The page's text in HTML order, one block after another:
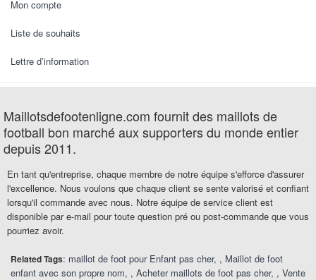
Mon compte
Liste de souhaits
Lettre d’information
Maillotsdefootenligne.com fournit des maillots de
football bon marché aux supporters du monde entier
depuis 2011.
En tant qu'entreprise, chaque membre de notre équipe s'efforce d'assurer
l'excellence. Nous voulons que chaque client se sente valorisé et confiant
lorsqu'il commande avec nous. Notre équipe de service client est
disponible par e-mail pour toute question pré ou post-commande que vous
pourriez avoir.
Related Tags: maillot de foot pour Enfant pas cher , Maillot de foot
enfant avec son propre nom , Acheter maillots de foot pas cher , Vente